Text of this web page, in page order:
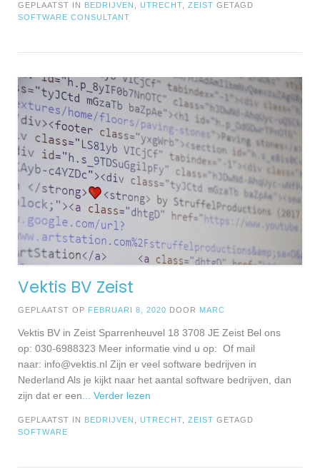
GEPLAATST IN BEDRIJVEN UTRECHT ZEIST GETAGD
SOFTWARE CONSULTANT
Vektis BV Zeist
GEPLAATST OP FEBRUARI 8, 2020 DOOR MARC
Vektis BV in Zeist Sparrenheuvel 18 3708 JE Zeist Bel ons
op: 030-6988323 Meer informatie vind u op: Of mail
naar: info@vektis.nl Zijn er veel software bedrijven in
Nederland Als je kijkt naar het aantal software bedrijven, dan
zijn dat er een ... Verder lezen
GEPLAATST IN BEDRIJVEN UTRECHT ZEIST GETAGD
SOFTWARE